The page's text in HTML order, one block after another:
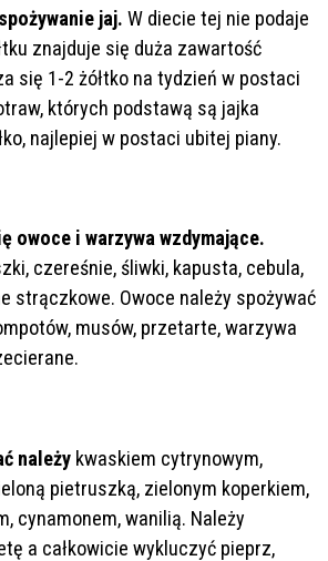
jaj. W diecie tej nie podaje
znajduje się duża zawartość
się 1-2 żółtko na tydzień w postaci
których podstawą są jajka
najlepiej w postaci ubitej piany.
owoce i warzywa wzdymające.
czereśnie, śliwki, kapusta, cebula,
strączkowe. Owoce należy spożywać
musów, przetarte, warzywa
należy kwaskiem cytrynowym,
pietruszką, zielonym koperkiem,
cynamonem, wanilią. Należy
a całkowicie wykluczyć pieprz,